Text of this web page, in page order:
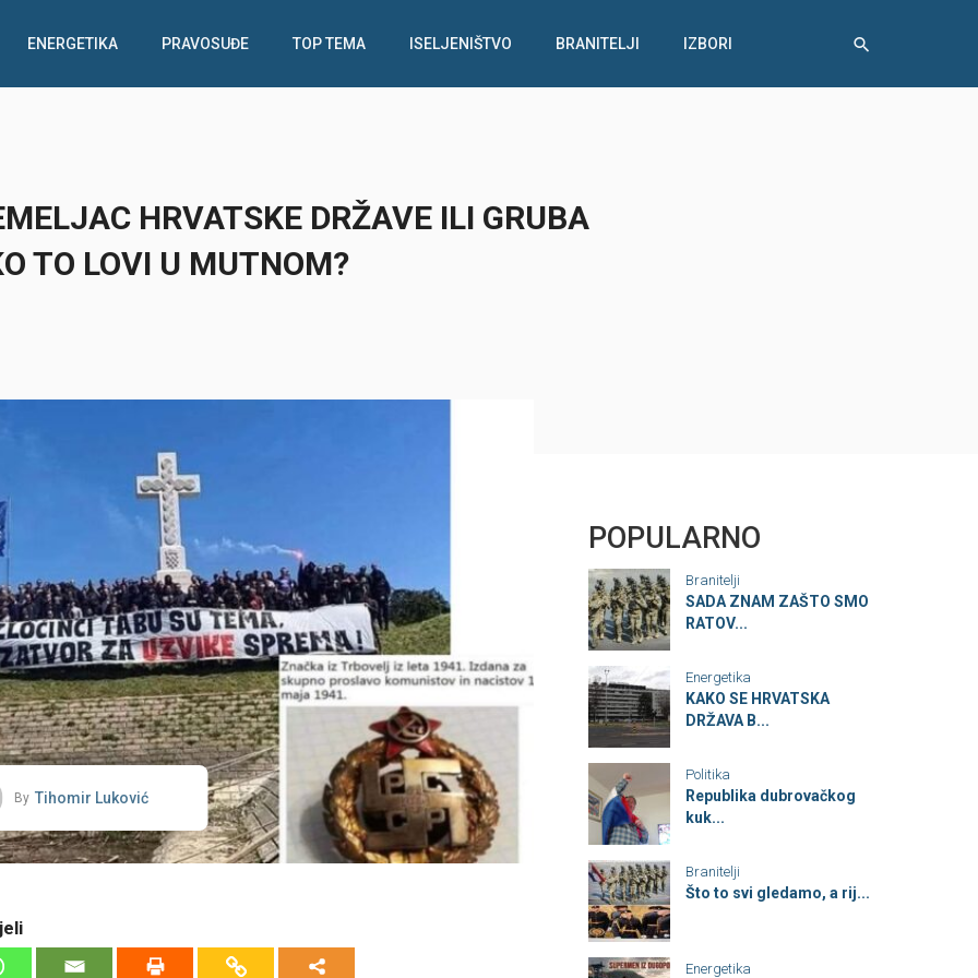
ENERGETIKA PRAVOSUĐE TOP TEMA ISELJENIŠTVO BRANITELJI IZBORI
HRVATSKE DRŽAVE ILI GRUBA
TO LOVI U MUTNOM?
By Tihomir Luković
POPULARNO
Branitelji
SADA ZNAM ZAŠTO SMO
RATOV...
Energetika
KAKO SE HRVATSKA
DRŽAVA B...
Politika
Republika dubrovačkog
kuk...
Branitelji
Što to svi gledamo, a rij...
Energetika